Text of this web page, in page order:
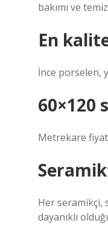
bakımı ve
En
İnce porselen,
60×120
Metrekare
Her seramikçi,
dayanıklı